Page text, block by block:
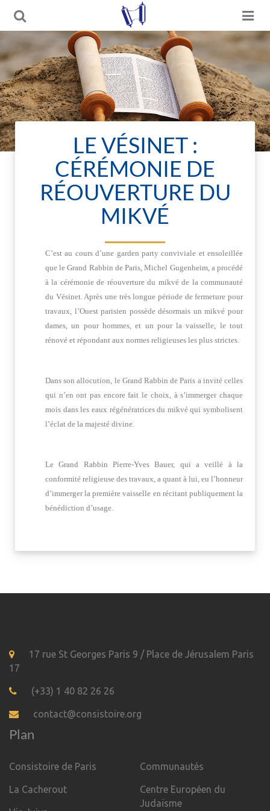
LE VÉSINET :
CÉRÉMONIE DE
RÉOUVERTURE DU
MIKVÉ
C’est au cours d’une garden party conviviale et ensoleillée
que le Grand Rabbin de Paris, Michel Gugenheim, a procédé
à la cérémonie de réouverture du mikvé de la communauté
du Vésinet. Après une très longue période de fermeture pour
travaux, l’Ouest parisien possède désormais un mikvé pour
dames, un pour hommes, et un pour la vaisselle, le tout
rénové et répondant aux normes religieuses les plus strictes.
Dans son allocution, le Grand Rabbin de Paris a invité celles
qui n’en ont pas encore fait le choix, à s’immerger chaque
mois dans les eaux régénératrices du mikvé qui symbolisent
l’éclat de la majesté divine.
Le Grand Rabbin Pierre-Yves Bauer, qui a veillé à la
conformité religieuse des travaux, a quant à lui, eu l’honneur
d’immerger la première vaisselle en récitant publiquement la
bénédiction d’usage.
17 rue St Georges Paris 9 / Place de Jérusalem Paris
17
(+33) 1 40 82 26 26
contact@consistoire.org
Plan
Consistoire de Paris
La Cacherout
Communautés
Centre Européen du
Judaïsme